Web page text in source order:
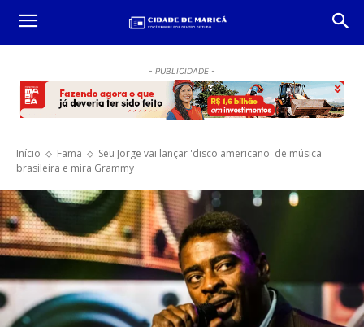
- PUBLICIDADE -
Início Fama
Seu Jorge vai lançar 'disco americano' de música
brasileira e mira Grammy